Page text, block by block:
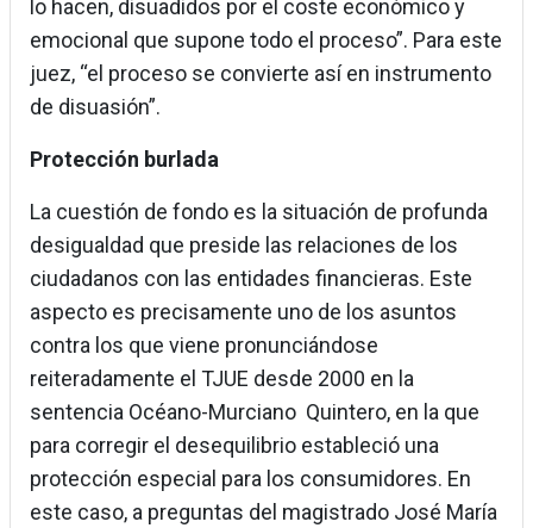
lo hacen, disuadidos por el coste económico y
emocional que supone todo el proceso”. Para este
juez, “el proceso se convierte así en instrumento
de disuasión”.
Protección burlada
La cuestión de fondo es la situación de profunda
desigualdad que preside las relaciones de los
ciudadanos con las entidades financieras. Este
aspecto es precisamente uno de los asuntos
contra los que viene pronunciándose
reiteradamente el TJUE desde 2000 en la
sentencia Océano-Murciano Quintero, en la que
para corregir el desequilibrio estableció una
protección especial para los consumidores. En
este caso, a preguntas del magistrado José María